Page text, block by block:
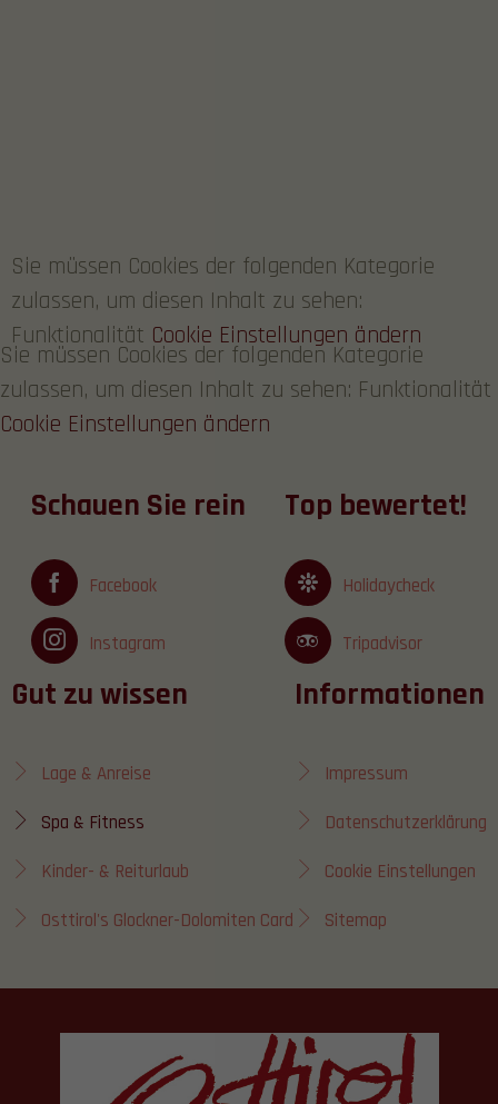
Sie müssen Cookies der folgenden Kategorie
zulassen, um diesen Inhalt zu sehen:
Funktionalität Cookie Einstellungen ändern
Sie müssen Cookies der folgenden Kategorie
zulassen, um diesen Inhalt zu sehen: Funktionalität
Cookie Einstellungen ändern
Schauen Sie rein
Facebook
Instagram
Top bewertet!
Holidaycheck
Tripadvisor
Gut zu wissen
Lage & Anreise
Spa & Fitness
Kinder- & Reiturlaub
Osttirol's Glockner-Dolomiten Card
Informationen
Impressum
Datenschutzerklärung
Cookie Einstellungen
Sitemap